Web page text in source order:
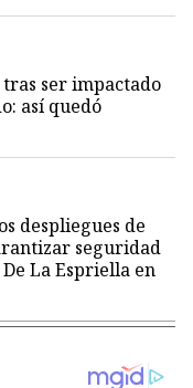
ser impactado
así quedó
despliegues de
seguridad
La Espriella en